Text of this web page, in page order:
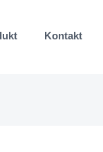
Kontakt